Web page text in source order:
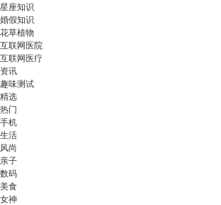
星座知识
婚假知识
花草植物
互联网医院
互联网医疗
资讯
趣味测试
精选
热门
手机
生活
风尚
亲子
数码
美食
女神